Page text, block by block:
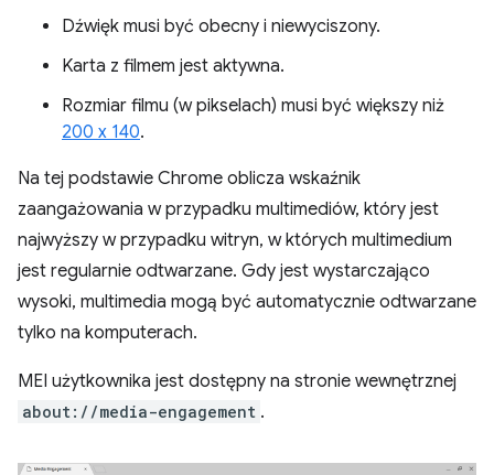
Dźwięk musi być obecny i niewyciszony.
Karta z filmem jest aktywna.
Rozmiar filmu (w pikselach) musi być większy niż
200 x 140.
Na tej podstawie Chrome oblicza wskaźnik
zaangażowania w przypadku multimediów, który jest
najwyższy w przypadku witryn, w których multimedium
jest regularnie odtwarzane. Gdy jest wystarczająco
wysoki, multimedia mogą być automatycznie odtwarzane
tylko na komputerach.
MEI użytkownika jest dostępny na stronie wewnętrznej
about://media-engagement .